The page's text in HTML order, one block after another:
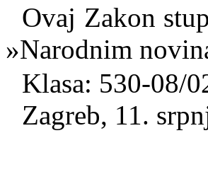
Ovaj Zakon
»Narodnim
Klasa: 530-08/
Zagreb, 11.